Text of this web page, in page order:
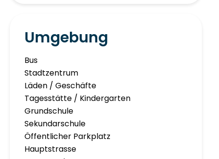
Umgebung
Bus
Stadtzentrum
Läden / Geschäfte
Tagesstätte / Kindergarten
Grundschule
Sekundarschule
Öffentlicher Parkplatz
Hauptstrasse